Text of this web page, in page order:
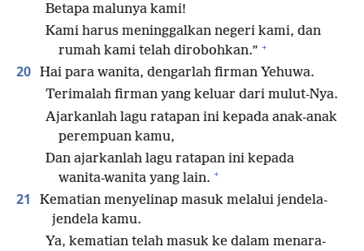
Betapa malunya kami!
Kami harus meninggalkan negeri kami, dan
rumah kami telah dirobohkan.” +
20 Hai para wanita, dengarlah firman Yehuwa.
Terimalah firman yang keluar dari mulut-Nya.
Ajarkanlah lagu ratapan ini kepada anak-anak
perempuan kamu,
Dan ajarkanlah lagu ratapan ini kepada
wanita-wanita yang lain. +
21
Kematian menyelinap masuk melalui jendela-
jendela kamu.
Ya, kematian telah masuk ke dalam menara-